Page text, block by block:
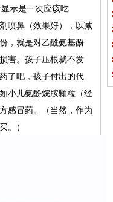
示是一次应该吃
喷鼻（效果好），以减
，就是对乙酰氨基酚
害。孩子压根就不发
了吧，孩子付出的代
小儿氨酚烷胺颗粒（经
感冒药。（当然，作为
。）